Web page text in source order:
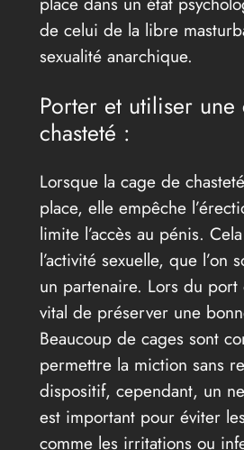
de celui de la libre
sexualité anarchique.
Porter et utiliser une
chasteté :
Lorsque la cage de
place, elle empêche
limite l’accès au pénis.
l’activité sexuelle, que l’on
un partenaire. Lors du
vital de préserver une
Beaucoup de cages sont
permettre la miction sans
dispositif, cependant, un
est important pour éviter
comme les irritations ou